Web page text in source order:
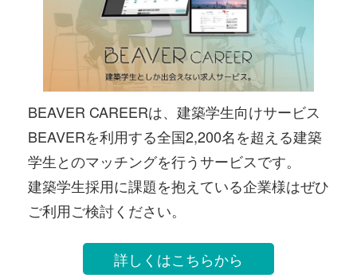
BEAVER CAREERは、建築学生向けサービス
BEAVERを利用する全国2,200名を超える建築
学生とのマッチングを行うサービスです。
建築学生採用に課題を抱えている企業様はぜひ
ご利用ご検討ください。
詳しくはこちらから